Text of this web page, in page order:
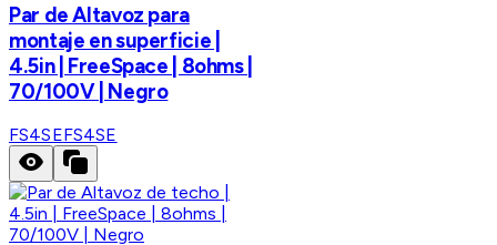
Par de Altavoz para
montaje en superficie |
4.5in | FreeSpace | 8ohms |
70/100V | Negro
FS4SEFS4SE